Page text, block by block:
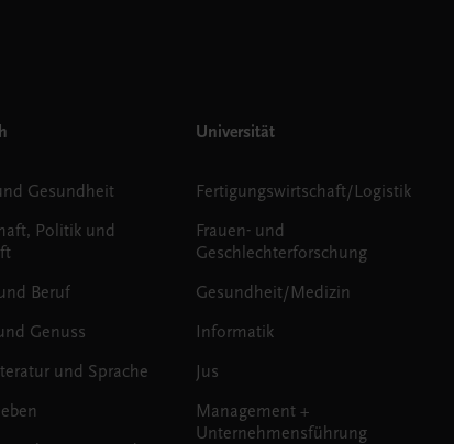
Gesundheit
Politik und
Beruf
Genuss
und Sprache
Universität
Fertigungswirtschaft/Logistik
Frauen- und
Geschlechterforschung
Gesundheit/Medizin
Informatik
Jus
Management +
Unternehmensführung